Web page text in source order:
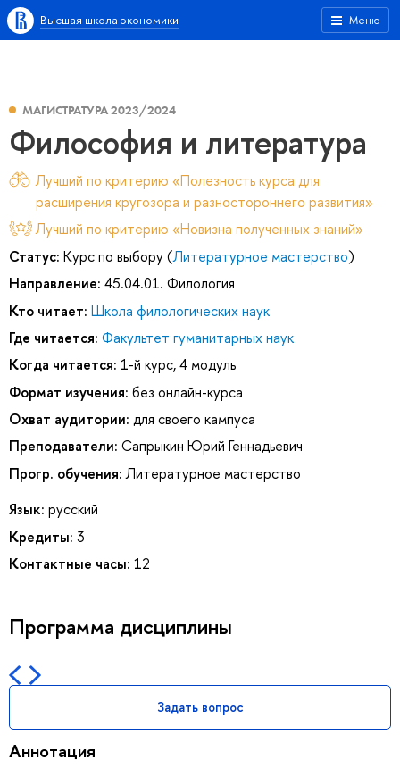
Меню
Высшая школа экономики
МАГИСТРАТУРА 2023/2024
Философия и литература
Лучший по критерию «Полезность курса для
расширения кругозора и разностороннего развития»
Лучший по критерию «Новизна полученных знаний»
Статус: Курс по выбору (Литературное мастерство)
Направление: 45.04.01. Филология
Кто читает: Школа филологических наук
Где читается: Факультет гуманитарных наук
Когда читается: 1-й курс, 4 модуль
Формат изучения: без онлайн-курса
Охват аудитории: для своего кампуса
Преподаватели: Сапрыкин Юрий Геннадьевич
Прогр. обучения: Литературное мастерство
Язык: русский
Кредиты: 3
Контактные часы: 12
Программа дисциплины
Задать вопрос
Аннотация